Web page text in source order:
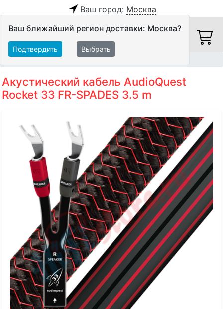
Ваш город: Москва
Ваш ближайший регион доставки: Москва?
Подтвердить Выбрать
Акустический кабель AudioQuest
Rocket 33 FR-SPADES 3.5 m